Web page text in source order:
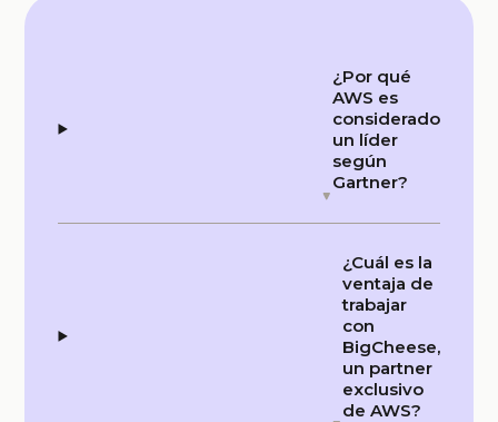
¿Por qué
AWS es
considerado
un líder
según
Gartner?
¿Cuál es la
ventaja de
trabajar
con
BigCheese,
un partner
exclusivo
de AWS?